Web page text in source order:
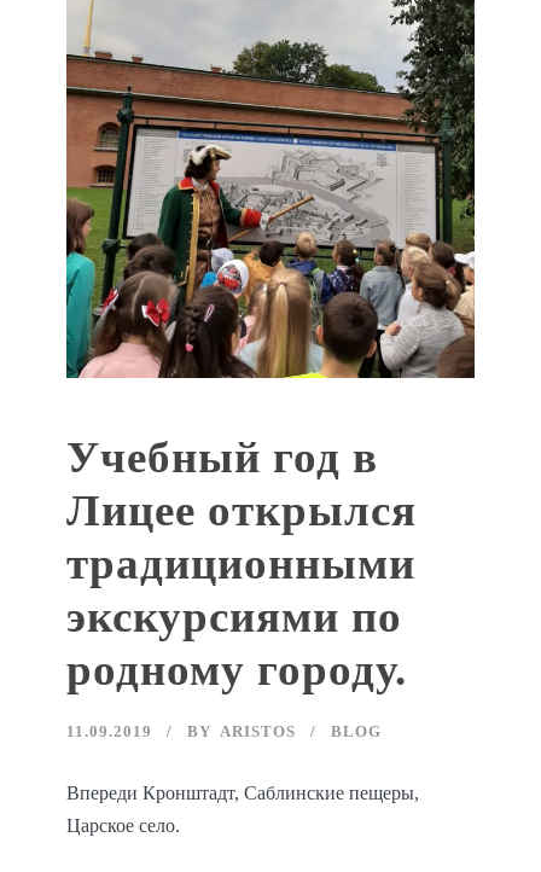
Учебный год в
Лицее открылся
традиционными
экскурсиями по
родному городу.
11.09.2019 BY ARISTOS BLOG
Впереди Кронштадт, Саблинские пещеры,
Царское село.